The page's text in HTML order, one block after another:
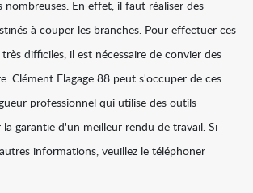
nombreuses. En effet, il faut réaliser des
à couper les branches. Pour effectuer ces
difficiles, il est nécessaire de convier des
Clément Elagage 88 peut s'occuper de ces
professionnel qui utilise des outils
la garantie d'un meilleur rendu de travail. Si
informations, veuillez le téléphoner